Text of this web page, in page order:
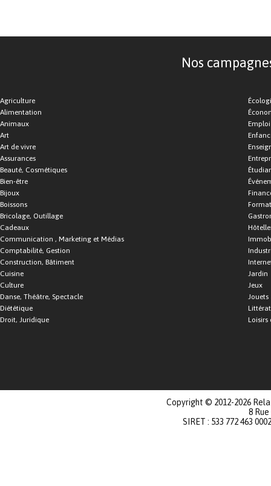
Nos
Agriculture
Alimentation
Animaux
Art
Art de vivre
Assurances
Beauté, Cosmétiques
Bien-être
Bijoux
Boissons
Bricolage, Outillage
Cadeaux
Communication , Marketing et Médias
Comptabilité, Gestion
Construction, Bâtiment
Cuisine
Culture
Danse, Théâtre, Spectacle
Diététique
Droit, Juridique
Emploi
Jardin
Jeux
Jouets
Loisirs
Copyright © 2012-2026
8
SIRET : 533 772 463